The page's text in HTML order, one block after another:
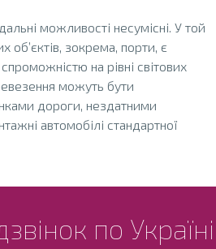
можливості несумісні. У той
об’єктів, зокрема, порти, є
на рівні світових
можуть бути
дороги, нездатними
автомобілі стандартної
по Україні